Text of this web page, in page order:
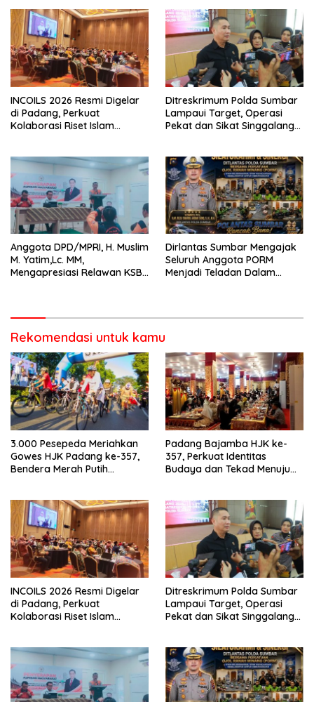
INCOILS 2026 Resmi Digelar
di Padang, Perkuat
Kolaborasi Riset Islam
Ditreskrimum Polda Sumbar
Lampaui Target, Operasi
Pekat dan Sikat Singgalang
Anggota DPD/MPRI, H. Muslim
M. Yatim,Lc. MM,
Mengapresiasi Relawan KSB
Dirlantas Sumbar Mengajak
Seluruh Anggota PORM
Menjadi Teladan Dalam
Rekomendasi untuk kamu
3.000 Pesepeda Meriahkan
Gowes HJK Padang ke-357,
Bendera Merah Putih
Padang Bajamba HJK ke-
357, Perkuat Identitas
Budaya dan Tekad Menuju
INCOILS 2026 Resmi Digelar
di Padang, Perkuat
Kolaborasi Riset Islam
Ditreskrimum Polda Sumbar
Lampaui Target, Operasi
Pekat dan Sikat Singgalang